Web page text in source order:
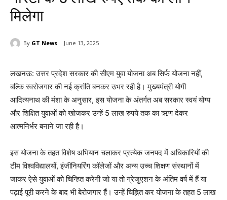
मिलेगा
By GT News June 13, 2025
लखनऊ: उत्तर प्रदेश सरकार की सीएम युवा योजना अब सिर्फ योजना नहीं,
बल्कि स्वरोजगार की नई क्रांति बनकर उभर रही है। मुख्यमंत्री योगी
आदित्यनाथ की मंशा के अनुसार, इस योजना के अंतर्गत अब सरकार स्वयं योग्य
और शिक्षित युवाओं को खोजकर उन्हें 5 लाख रुपये तक का ऋण देकर
आत्मनिर्भर बनाने जा रही है।
इस योजना के तहत विशेष अभियान चलाकर प्रत्येक जनपद में अधिकारियों की
टीम विश्वविद्यालयों, इंजीनियरिंग कॉलेजों और अन्य उच्च शिक्षण संस्थानों में
जाकर ऐसे युवाओं को चिन्हित करेगी जो या तो ग्रेजुएशन के अंतिम वर्ष में हैं या
पढ़ाई पूरी करने के बाद भी बेरोजगार हैं। उन्हें चिह्नित कर योजना के तहत 5 लाख